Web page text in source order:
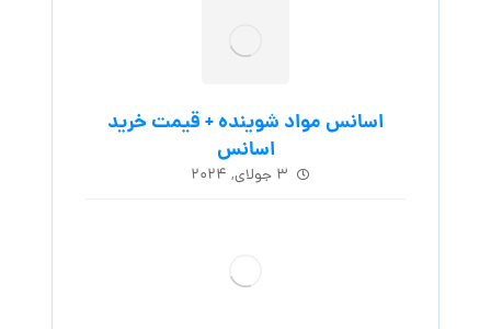
اسانس مواد شوینده + قیمت خرید
اسانس
۳ جولای, ۲۰۲۴